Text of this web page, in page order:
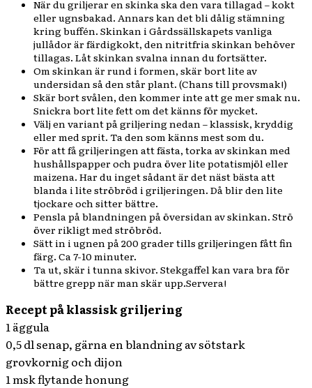
När du griljerar en skinka ska den vara tillagad – kokt
eller ugnsbakad. Annars kan det bli dålig stämning
kring buffén. Skinkan i Gårdssällskapets vanliga
jullådor är färdigkokt, den nitritfria skinkan behöver
tillagas. Låt skinkan svalna innan du fortsätter.
Om skinkan är rund i formen, skär bort lite av
undersidan så den står plant. (Chans till provsmak!)
Skär bort svålen, den kommer inte att ge mer smak nu.
Snickra bort lite fett om det känns för mycket.
Välj en variant på griljering nedan – klassisk, kryddig
eller med sprit. Ta den som känns mest som du.
För att få griljeringen att fästa, torka av skinkan med
hushållspapper och pudra över lite potatismjöl eller
maizena. Har du inget sådant är det näst bästa att
blanda i lite ströbröd i griljeringen. Då blir den lite
tjockare och sitter bättre.
Pensla på blandningen på översidan av skinkan. Strö
över rikligt med ströbröd.
Sätt in i ugnen på 200 grader tills griljeringen fått fin
färg. Ca 7-10 minuter.
Ta ut, skär i tunna skivor. Stekgaffel kan vara bra för
bättre grepp när man skär upp.Servera!
Recept på klassisk griljering
1 äggula
0,5 dl senap, gärna en blandning av sötstark
grovkornig och dijon
1 msk flytande honung